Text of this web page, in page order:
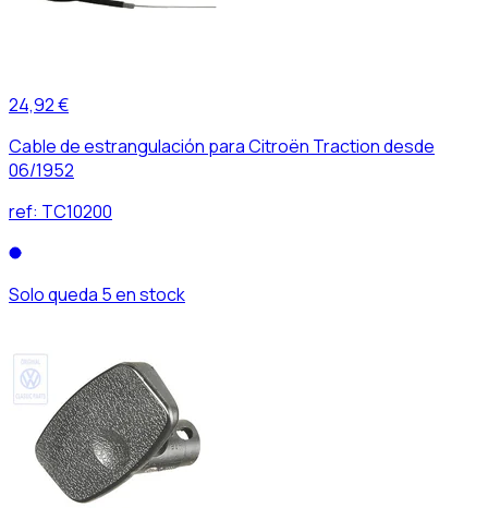
24,92 €
Cable de estrangulación para Citroën Traction desde
06/1952
ref: TC10200
Solo queda 5 en stock